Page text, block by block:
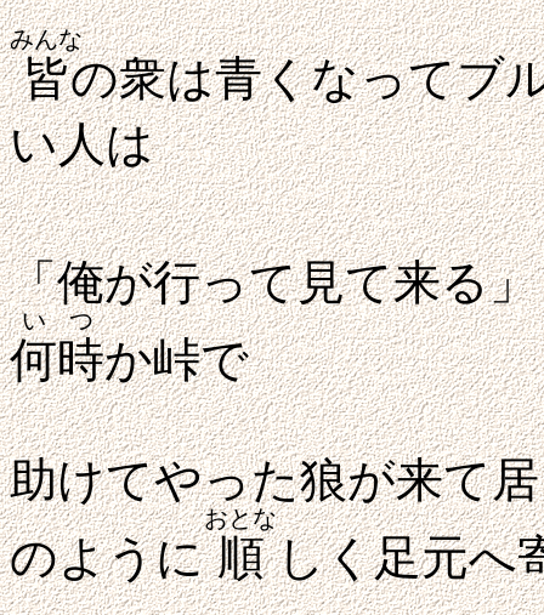
皆
みんな
の衆は青くなってブ
い人は
「俺が行って見て来る
何時
いつ
か峠で
助けてやった狼が来て
のように 順
おとな
しく足元へ